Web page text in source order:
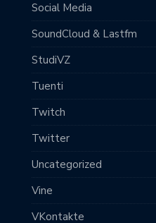
Social Media
SoundCloud & Lastfm
StudiVZ
Tuenti
Twitch
Twitter
Uncategorized
Vine
VKontakte